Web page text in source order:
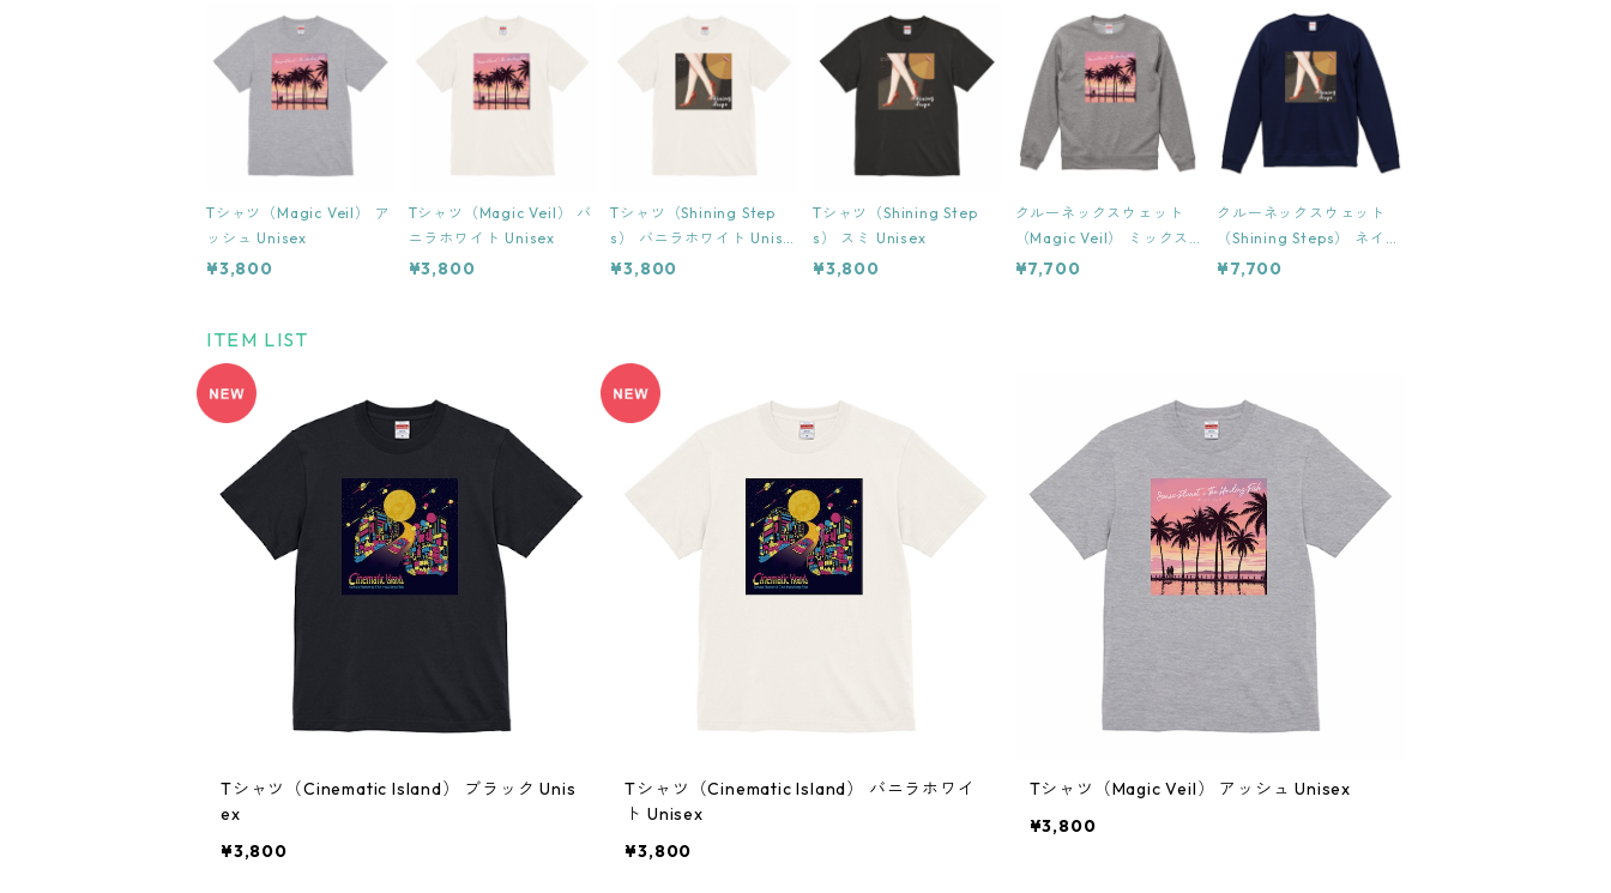
Tシャツ（Magic Veil） ア
ッシュ Unisex
¥3,800
Tシャツ（Magic Veil） バ
ニラホワイト Unisex
¥3,800
Tシャツ（Shining Step
s） バニラホワイト Unise
x
¥3,800
Tシャツ（Shining Step
s） スミ Unisex
¥3,800
クルーネックスウェット
（Magic Veil） ミックス
グレー Unisex
¥7,700
クルーネックスウェット
（Shining Steps） ネイビ
ー Unisex
¥7,700
ITEM LIST
Tシャツ（Cinematic Island） ブラック Unis
ex
¥3,800
Tシャツ（Cinematic Island） バニラホワイ
ト Unisex
¥3,800
Tシャツ（Magic Veil） アッシュ Unisex
¥3,800